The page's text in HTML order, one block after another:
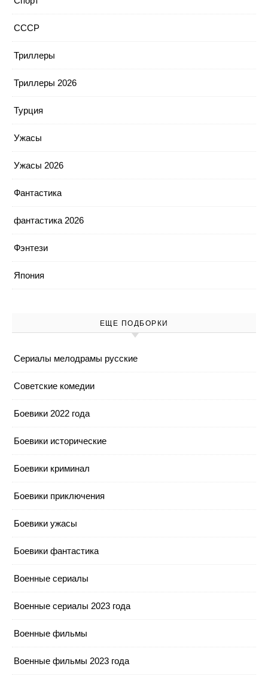
СССР
Триллеры
Триллеры 2026
Турция
Ужасы
Ужасы 2026
Фантастика
фантастика 2026
Фэнтези
Япония
ЕЩЕ ПОДБОРКИ
Cериалы мелодрамы русские
Cоветские комедии
Боевики 2022 года
Боевики исторические
Боевики криминал
Боевики приключения
Боевики ужасы
Боевики фантастика
Военные сериалы
Военные сериалы 2023 года
Военные фильмы
Военные фильмы 2023 года